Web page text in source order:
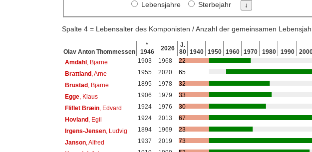
Lebensjahre
Sterbejahr
Spalte 4 = Lebensalter des Komponisten / Anzahl der gemeinsamen
Olav Anton Thommessen
*
1946
2026
J.
80 1940 1950 1960 1970 1980 1990
Amdahl, Bjarne 1903 1968
22
Brattland, Arne 1955 2020
65
Brustad, Bjarne 1895 1978
32
Egge, Klaus 1906 1979
33
Fliflet Bræin, Edvard 1924 1976
30
Hovland, Egil 1924 2013
67
Irgens-Jensen, Ludvig 1894 1969
23
Janson, Alfred 1937 2019
73